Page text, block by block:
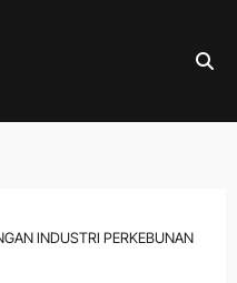
INDUSTRI PERKEBUNAN